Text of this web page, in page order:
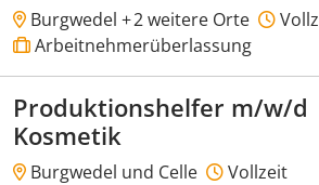
Burgwedel +2 weitere Orte
Arbeitnehmerüberlassung
Produktionshelfer m/w/d
Kosmetik
Burgwedel und Celle
Vollzeit